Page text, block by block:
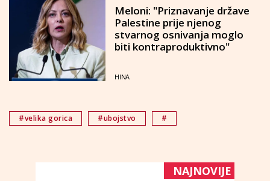
Meloni: "Priznavanje države
Palestine prije njenog
stvarnog osnivanja moglo
biti kontraproduktivno"
HINA
#velika gorica #ubojstvo #
NAJNOVIJE